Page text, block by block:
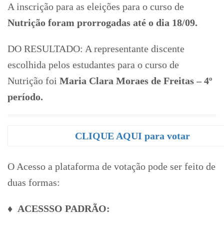
A inscrição para as eleições para o curso de
Nutrição foram prorrogadas até o dia 18/09.
DO RESULTADO: A representante discente
escolhida pelos estudantes para o curso de
Nutrição foi Maria Clara Moraes de Freitas – 4º
período.
CLIQUE AQUI para votar
O Acesso a plataforma de votação pode ser feito de
duas formas:
♦ ACESSSO PADRÃO: